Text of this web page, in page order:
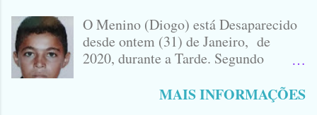
IDOMINIS FIDELIS VEÍCULO
ENVOLVIDO NO ACIDENTE UMA
MONTANA NA FOTO VOCÊS
PODEM OBSERVAR QUE TODAS...
O Menino (Diogo) está Desaparecido
desde ontem (31) de Janeiro, de
2020, durante a Tarde. Segundo
Bairro Jardim Karlota, aqui em
MAIS INFORMAÇÕES